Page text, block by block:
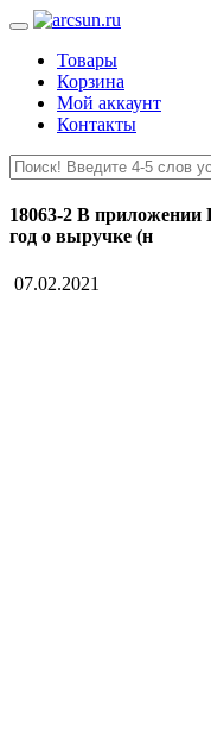
Товары
Корзина
Мой аккаунт
Контакты
18063-2 В приложении
год о выручке (н
07.02.2021